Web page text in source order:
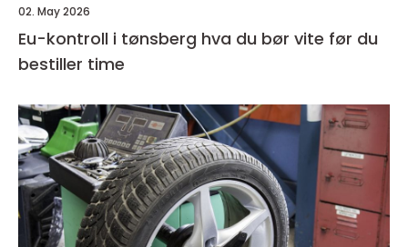
02. May 2026
Eu-kontroll i tønsberg hva du bør vite før du
bestiller time